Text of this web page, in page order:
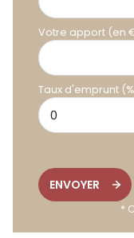
Votre apport (en
Taux d'emprunt
ENVOYER
*